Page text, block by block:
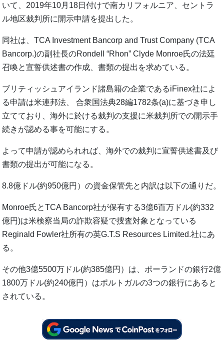
いて、2019年10月18日付けで南カリフォルニア、セントラ
ル地区裁判所に開示申請を提出した。
同社は、TCA Investment Bancorp and Trust Company (TCA
Bancorp.)の副社長のRondell “Rhon” Clyde Monroe氏の法廷
召喚と宣誓供述書の作成、書類の提出を求めている。
ブリティッシュアイランド諸島籍の企業であるiFinex社によ
る申請は米連邦法、 合衆国法典28編1782条(a)に基づき申し
立てており、海外に於ける裁判の支援に米裁判所での開示手
続きが認める事を可能にする。
よって申請が認められれば、海外での裁判に宣誓供述書及び
書類の提出が可能になる。
8.8億ドル(約950億円）の資金保管先と内訳は以下の通りだ。
Monroe氏とTCA Bancorp社が保有する3億6百万ドル(約332
億円)は米検察当局の詐欺容疑で捜査対象となっている
Reginald Fowler社所有の英G.T.S Resources Limited.社にあ
る。
その他3億5500万ドル(約385億円）は、ポーランドの銀行2億
1800万ドル(約240億円）はポルトガルの3つの銀行にあると
されている。